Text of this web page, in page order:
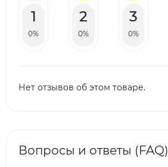
1
0%
2
0%
3
0%
Нет отзывов об этом товаре.
Вопросы и ответы (FAQ)